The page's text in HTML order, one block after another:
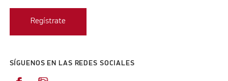
Regístrate
SÍGUENOS EN LAS REDES SOCIALES